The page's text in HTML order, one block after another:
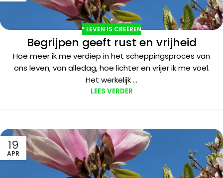
* LEVEN IS CREËREN
Begrijpen geeft rust en vrijheid
Hoe meer ik me verdiep in het scheppingsproces van
ons leven, van alledag, hoe lichter en vrijer ik me voel.
Het werkelijk ...
LEES VERDER
19
APR